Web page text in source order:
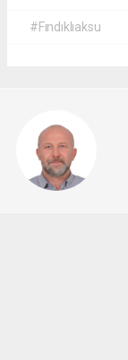
#Fındıklıaksu